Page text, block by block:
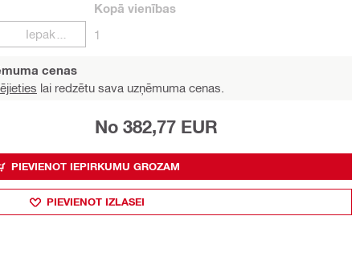
Kopā vienības
1
cenas
lai redzētu sava uzņēmuma cenas.
No 382,77 EUR
PIEVIENOT IEPIRKUMU GROZAM
PIEVIENOT IZLASEI